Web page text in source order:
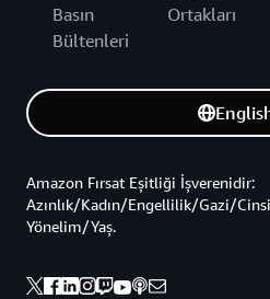
Basın
Bültenleri
Ortakları
Amazon Fırsat Eşitliği İşverenidir:
Azınlık/Kadın/Engellilik/Gazi/
Yönelim/Yaş.